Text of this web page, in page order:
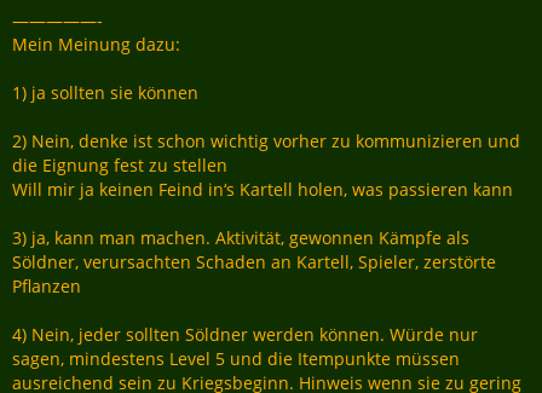
—————-
Mein Meinung dazu:
1) ja sollten sie können
2) Nein, denke ist schon wichtig vorher zu kommunizieren und
die Eignung fest zu stellen
Will mir ja keinen Feind in‘s Kartell holen, was passieren kann
3) ja, kann man machen. Aktivität, gewonnen Kämpfe als
Söldner, verursachten Schaden an Kartell, Spieler, zerstörte
Pflanzen
4) Nein, jeder sollten Söldner werden können. Würde nur
sagen, mindestens Level 5 und die Itempunkte müssen
ausreichend sein zu Kriegsbeginn. Hinweis wenn sie zu gering